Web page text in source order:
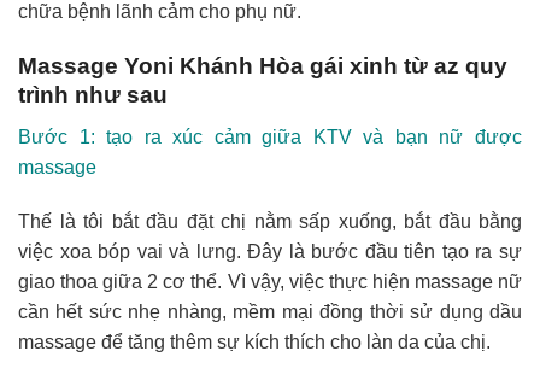
chữa bệnh lãnh cảm cho phụ nữ.
Massage Yoni Khánh Hòa gái xinh từ az quy
trình như sau
Bước 1: tạo ra xúc cảm giữa KTV và bạn nữ được
massage
Thế là tôi bắt đầu đặt chị nằm sấp xuống, bắt đầu bằng
việc xoa bóp vai và lưng. Đây là bước đầu tiên tạo ra sự
giao thoa giữa 2 cơ thể. Vì vậy, việc thực hiện massage nữ
cần hết sức nhẹ nhàng, mềm mại đồng thời sử dụng dầu
massage để tăng thêm sự kích thích cho làn da của chị.